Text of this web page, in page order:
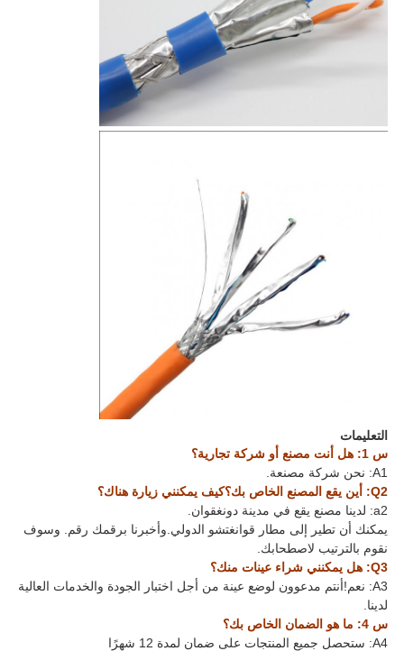
التعليمات
س 1: هل أنت مصنع أو شركة تجارية؟
A1: نحن شركة مصنعة.
Q2: أين يقع المصنع الخاص بك؟كيف يمكنني زيارة هناك؟
a2: لدينا مصنع يقع في مدينة دونغقوان.
يمكنك أن تطير إلى مطار قوانغتشو الدولي.وأخبرنا برقمك رقم. وسوف
نقوم بالترتيب لاصطحابك.
Q3: هل يمكنني شراء عينات منك؟
A3: نعم!أنتم مدعوون لوضع عينة من أجل اختبار الجودة والخدمات العالية
لدينا.
س 4: ما هو الضمان الخاص بك؟
A4: ستحصل جميع المنتجات على ضمان لمدة 12 شهرًا